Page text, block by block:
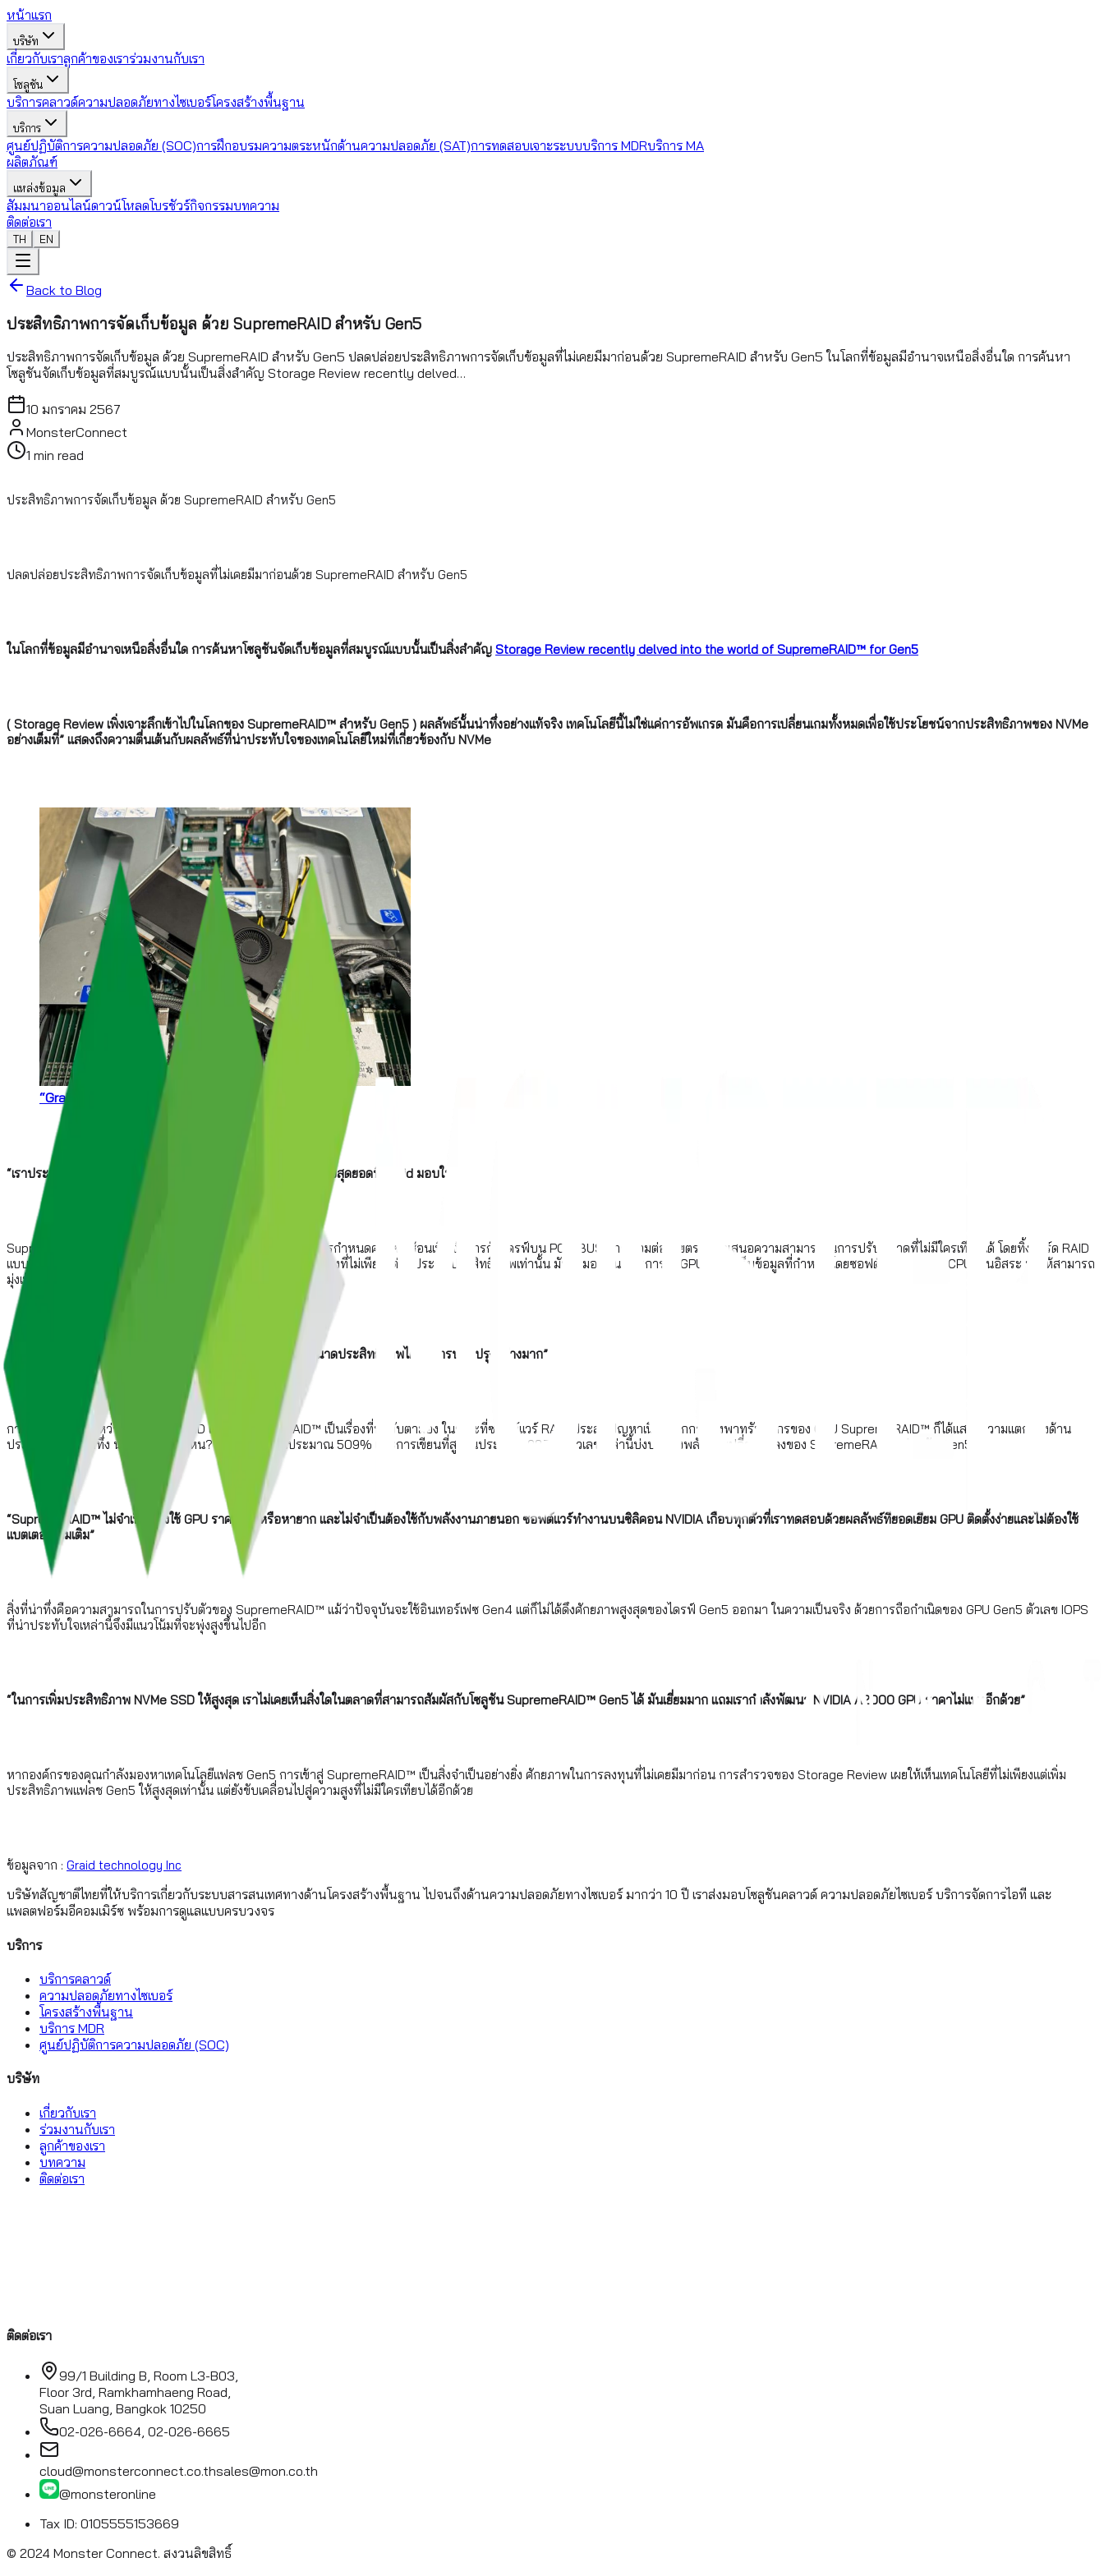
หน้าแรก
บริษัท
เกี่ยวกับเราลูกค้าของเราร่วมงานกับเรา
โซลูชัน
บริการคลาวด์ความปลอดภัยทางไซเบอร์โครงสร้างพื้นฐาน
บริการ
ศูนย์ปฏิบัติการความปลอดภัย (SOC)การฝึกอบรมความตระหนักด้านความปลอดภัย (SAT)การทดสอบเจาะระบบบริการ MDRบริการ MA
ผลิตภัณฑ์
แหล่งข้อมูล
สัมมนาออนไลน์ดาวน์โหลดโบรชัวร์กิจกรรมบทความ
ติดต่อเรา
TH EN
Back to Blog
ประสิทธิภาพการจัดเก็บข้อมูล ด้วย SupremeRAID สำหรับ Gen5
ประสิทธิภาพการจัดเก็บข้อมูล ด้วย SupremeRAID สำหรับ Gen5 ปลดปล่อยประสิทธิภาพการจัดเก็บข้อมูลที่ไม่เคยมีมาก่อนด้วย SupremeRAID สำหรับ Gen5 ในโลกที่ข้อมูลมีอำนาจเหนือสิ่งอื่นใด การค้นหา
โซลูชันจัดเก็บข้อมูลที่สมบูรณ์แบบนั้นเป็นสิ่งสำคัญ Storage Review recently delved…
10 มกราคม 2567
MonsterConnect
1 min read
ประสิทธิภาพการจัดเก็บข้อมูล ด้วย SupremeRAID สำหรับ Gen5
ปลดปล่อยประสิทธิภาพการจัดเก็บข้อมูลที่ไม่เคยมีมาก่อนด้วย SupremeRAID สำหรับ Gen5
ในโลกที่ข้อมูลมีอำนาจเหนือสิ่งอื่นใด การค้นหาโซลูชันจัดเก็บข้อมูลที่สมบูรณ์แบบนั้นเป็นสิ่งสำคัญ Storage Review recently delved into the world of SupremeRAID™ for Gen5
( Storage Review เพิ่งเจาะลึกเข้าไปในโลกของ SupremeRAID™ สำหรับ Gen5 ) ผลลัพธ์นั้นน่าทึ่งอย่างแท้จริง เทคโนโลยีนี้ไม่ใช่แค่การอัพเกรด มันคือการเปลี่ยนเกมทั้งหมดเพื่อใช้ประโยชน์จากประสิทธิภาพของ NVMe
อย่างเต็มที่” แสดงถึงความตื่นเต้นกับผลลัพธ์ที่น่าประทับใจของเทคโนโลยีใหม่ที่เกี่ยวข้องกับ NVMe
“Graid SupremeRAID Gen5 Support Lets SSDs Fly”
“เราประทับใจอย่างต่อเนื่องกับประสิทธิภาพการจัดเก็บข้อมูลระดับสุดยอดที่ Graid มอบให้”
SupremeRAID™ โดดเด่นด้วยการใช้แนวทางโดยตรง โดยข้ามการกำหนดค่าที่ซับซ้อนเพื่อจัดการกับไดรฟ์บน PCIe BUS การเชื่อมต่อโดยตรงนี้นำเสนอความสามารถในการปรับขนาดที่ไม่มีใครเทียบได้ โดยทิ้งการ์ด RAID
แบบเดิมไว้ไม่ให้ SupremeRAID™ ไม่เหมือนกับฮาร์ดแวร์ RAID ตรงที่ไม่เพียงแต่รับประกันประสิทธิภาพเท่านั้น มันส่งมอบมัน ด้วยการใช้ GPU และที่เก็บข้อมูลที่กำหนดโดยซอฟต์แวร์ จะทำให้ CPU เป็นอิสระ ทำให้สามารถ
มุ่งเน้นไปที่แอปพลิเคชันที่ทำงานอยู่
“SupremeRAID™ มีประสิทธิภาพมากกว่ามาก และการปรับขนาดประสิทธิภาพได้รับการปรับปรุงอย่างมาก”
การเปรียบเทียบระหว่างซอฟต์แวร์ RAID และ SupremeRAID™ เป็นเรื่องที่น่าจับตามอง ในขณะที่ซอฟต์แวร์ RAID ประสบปัญหาเนื่องจากการพึ่งพาทรัพยากรของ CPU SupremeRAID™ ก็ได้แสดงความแตกต่างด้าน
ประสิทธิภาพที่น่าทึ่ง น่าตกใจขนาดไหน? การอ่านสูงขึ้นประมาณ 509% และการเขียนที่สูงขึ้นประมาณ 987%! ตัวเลขเหล่านี้บ่งบอกถึงพลังการเปลี่ยนแปลงของ SupremeRAID™ สำหรับ Gen5
“SupremeRAID™ ไม่จำเป็นต้องใช้ GPU ราคาแพงหรือหายาก และไม่จำเป็นต้องใช้กับพลังงานภายนอก ซอฟต์แวร์ทำงานบนซิลิคอน NVIDIA เกือบทุกตัวที่เราทดสอบด้วยผลลัพธ์ที่ยอดเยี่ยม GPU ติดตั้งง่ายและไม่ต้องใช้
แบตเตอรี่เพิ่มเติม”
สิ่งที่น่าทึ่งคือความสามารถในการปรับตัวของ SupremeRAID™ แม้ว่าปัจจุบันจะใช้อินเทอร์เฟซ Gen4 แต่ก็ไม่ได้ดึงศักยภาพสูงสุดของไดรฟ์ Gen5 ออกมา ในความเป็นจริง ด้วยการถือกำเนิดของ GPU Gen5 ตัวเลข IOPS
ที่น่าประทับใจเหล่านี้จึงมีแนวโน้มที่จะพุ่งสูงขึ้นไปอีก
“ในการเพิ่มประสิทธิภาพ NVMe SSD ให้สูงสุด เราไม่เคยเห็นสิ่งใดในตลาดที่สามารถสัมผัสกับโซลูชัน SupremeRAID™ Gen5 ได้ มันเยี่ยมมาก แถมเรากำลังพัฒนา NVIDIA A2000 GPU ราคาไม่แพงอีกด้วย”
หากองค์กรของคุณกำลังมองหาเทคโนโลยีแฟลช Gen5 การเข้าสู่ SupremeRAID™ เป็นสิ่งจำเป็นอย่างยิ่ง ศักยภาพในการลงทุนที่ไม่เคยมีมาก่อน การสำรวจของ Storage Review เผยให้เห็นเทคโนโลยีที่ไม่เพียงแต่เพิ่ม
ประสิทธิภาพแฟลช Gen5 ให้สูงสุดเท่านั้น แต่ยังขับเคลื่อนไปสู่ความสูงที่ไม่มีใครเทียบได้อีกด้วย
ข้อมูลจาก : Graid technology Inc
บริษัทสัญชาติไทยที่ให้บริการเกี่ยวกับระบบสารสนเทศทางด้านโครงสร้างพื้นฐาน ไปจนถึงด้านความปลอดภัยทางไซเบอร์ มากว่า 10 ปี เราส่งมอบโซลูชันคลาวด์ ความปลอดภัยไซเบอร์ บริการจัดการไอที และ
แพลตฟอร์มอีคอมเมิร์ซ พร้อมการดูแลแบบครบวงจร
บริการ
บริการคลาวด์
ความปลอดภัยทางไซเบอร์
โครงสร้างพื้นฐาน
บริการ MDR
ศูนย์ปฏิบัติการความปลอดภัย (SOC)
บริษัท
เกี่ยวกับเรา
ร่วมงานกับเรา
ลูกค้าของเรา
บทความ
ติดต่อเรา
ติดต่อเรา
99/1 Building B, Room L3-B03,
Floor 3rd, Ramkhamhaeng Road,
Suan Luang, Bangkok 10250
02-026-6664, 02-026-6665
cloud@monsterconnect.co.thsales@mon.co.th
@monsteronline
Tax ID: 0105555153669
© 2024 Monster Connect. สงวนลิขสิทธิ์